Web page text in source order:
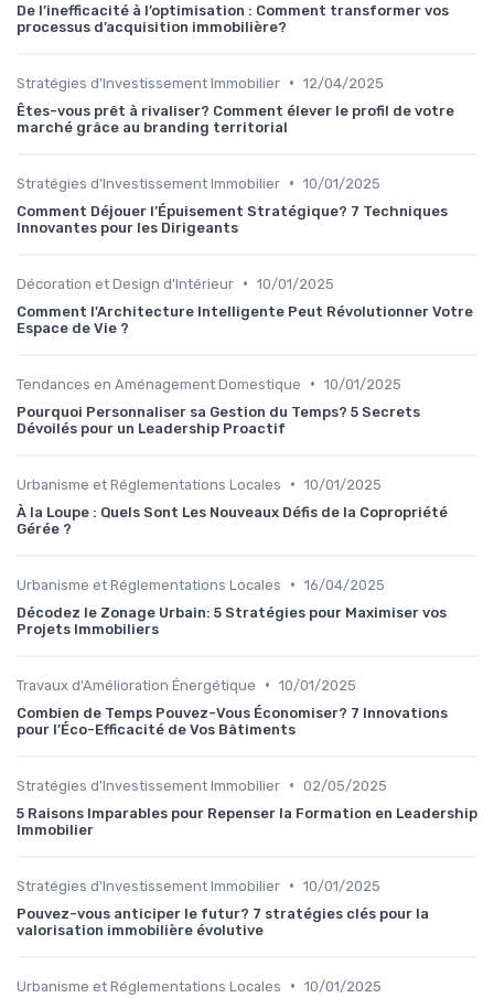
De l’inefficacité à l’optimisation : Comment transformer vos
processus d’acquisition immobilière?
Stratégies d'Investissement Immobilier • 12/04/2025
Êtes-vous prêt à rivaliser? Comment élever le profil de votre
marché grâce au branding territorial
Stratégies d'Investissement Immobilier • 10/01/2025
Comment Déjouer l’Épuisement Stratégique? 7 Techniques
Innovantes pour les Dirigeants
Décoration et Design d'Intérieur • 10/01/2025
Comment l'Architecture Intelligente Peut Révolutionner Votre
Espace de Vie ?
Tendances en Aménagement Domestique • 10/01/2025
Pourquoi Personnaliser sa Gestion du Temps? 5 Secrets
Dévoilés pour un Leadership Proactif
Urbanisme et Réglementations Locales • 10/01/2025
À la Loupe : Quels Sont Les Nouveaux Défis de la Copropriété
Gérée ?
Urbanisme et Réglementations Locales • 16/04/2025
Décodez le Zonage Urbain: 5 Stratégies pour Maximiser vos
Projets Immobiliers
Travaux d'Amélioration Énergétique • 10/01/2025
Combien de Temps Pouvez-Vous Économiser? 7 Innovations
pour l’Éco-Efficacité de Vos Bâtiments
Stratégies d'Investissement Immobilier • 02/05/2025
5 Raisons Imparables pour Repenser la Formation en Leadership
Immobilier
Stratégies d'Investissement Immobilier • 10/01/2025
Pouvez-vous anticiper le futur? 7 stratégies clés pour la
valorisation immobilière évolutive
Urbanisme et Réglementations Locales • 10/01/2025